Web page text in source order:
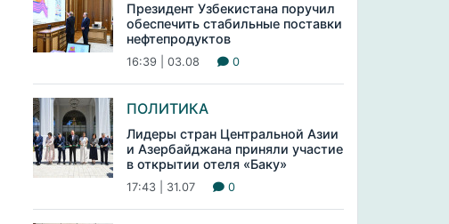
Президент Узбекистана поручил
обеспечить стабильные поставки
нефтепродуктов
16:39 | 03.08 0
ПОЛИТИКА
Лидеры стран Центральной Азии
и Азербайджана приняли участие
в открытии отеля «Баку»
17:43 | 31.07 0